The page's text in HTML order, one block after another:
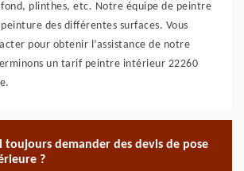
plinthes, etc. Notre équipe de peintre
des différentes surfaces. Vous
pour obtenir l’assistance de notre
un tarif peintre intérieur 22260
toujours demander des devis de pose
?